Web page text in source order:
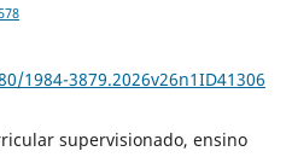
1984-3879.2026v26n1ID41306
supervisionado, ensino